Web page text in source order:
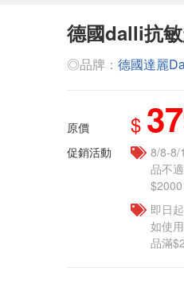
德國dalli抗
◎品牌： 德國達麗
原價 $
促銷活動
8/8-8/
品不
$2000
即日
如使
品滿